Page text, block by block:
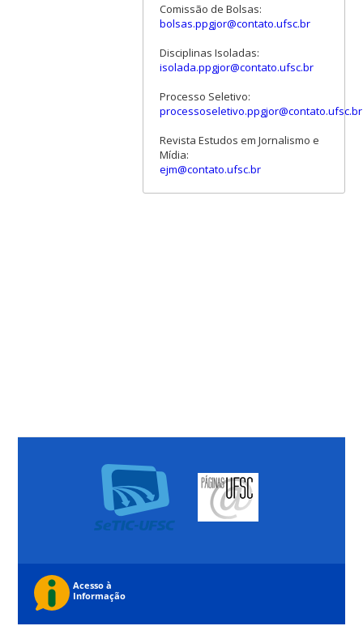
Comissão de Bolsas:
bolsas.ppgjor@contato.ufsc.br
Disciplinas Isoladas:
isolada.ppgjor@contato.ufsc.br
Processo Seletivo:
processoseletivo.ppgjor@contato.ufsc.br
Revista Estudos em Jornalismo e
Mídia:
ejm@contato.ufsc.br